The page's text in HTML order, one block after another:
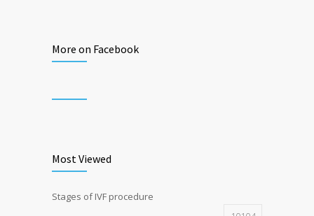
More on Facebook
Most Viewed
Stages of IVF procedure